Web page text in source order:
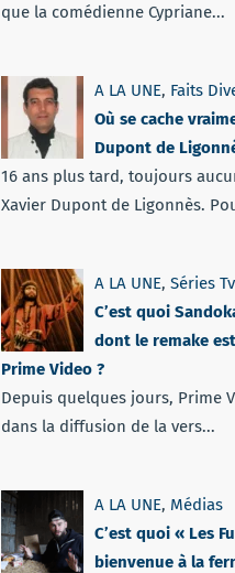
que la comédienne Cypriane...
A LA UNE, Faits
Où se cache
Dupont de
16 ans plus tard, toujours
Xavier Dupont de Ligonnès.
A LA UNE, Séries Tv
C’est quoi
dont le remake
Prime Video ?
Depuis quelques jours, Prime
dans la diffusion de la vers...
A LA UNE, Médias
C’est quoi « Les
bienvenue à la